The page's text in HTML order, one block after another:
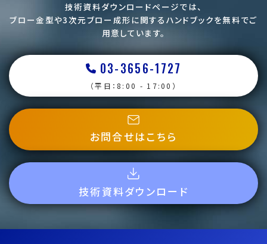
技術資料ダウンロードページでは、
ブロー金型や3次元ブロー成形に関するハンドブックを無料でご
用意しています。
03-3656-1727
（平日：8:00 - 17:00）
お問合せはこちら
技術資料ダウンロード